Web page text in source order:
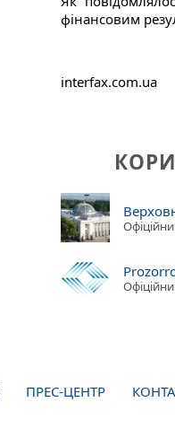
фінансовим
interfax.com.ua
ПРЕС-ЦЕНТР